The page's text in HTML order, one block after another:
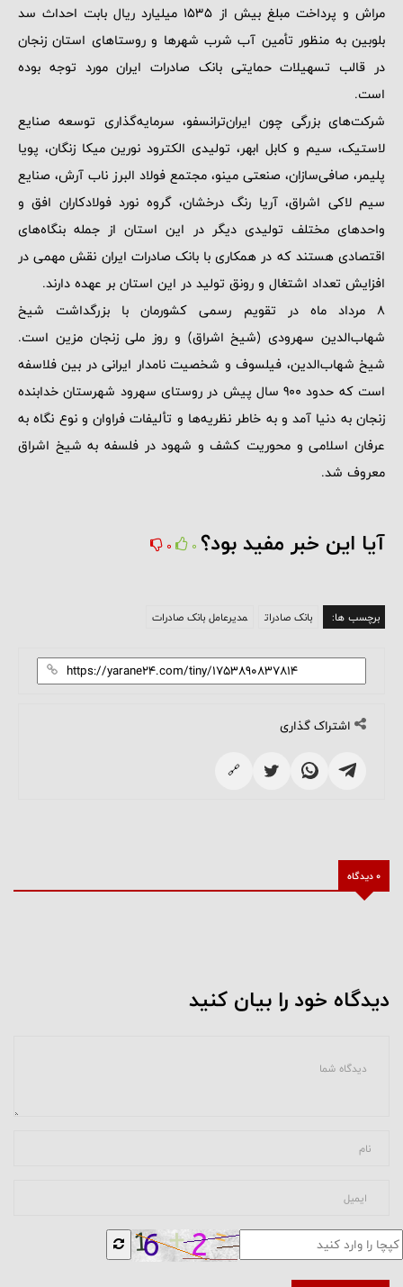
مراش و پرداخت مبلغ بیش از 1535 میلیارد ریال بابت احداث سد
بلوبین به منظور تأمین آب شرب شهرها و روستاهای استان زنجان
در قالب تسهیلات حمایتی بانک صادرات ایران مورد توجه بوده
است.
شرکت‌های بزرگی چون ایران‌ترانسفو، سرمایه‌گذاری توسعه صنایع
لاستیک، سیم و کابل ابهر، تولیدی الکترود نورین میکا زنگان، پویا
پلیمر، صافی‌سازان، صنعتی مینو، مجتمع فولاد البرز ناب آرش، صنایع
سیم لاکی اشراق، آریا رنگ درخشان، گروه نورد فولادکاران افق و
واحدهای مختلف تولیدی دیگر در این استان از جمله بنگاه‌های
اقتصادی هستند که در همکاری با بانک صادرات ایران نقش مهمی در
افزایش تعداد اشتغال و رونق تولید در این استان بر عهده دارند.
8 مرداد ماه در تقویم رسمی کشورمان با بزرگداشت شیخ
شهاب‌الدین سهرودی (شیخ اشراق) و روز ملی زنجان مزین است.
شیخ شهاب‌الدین، فیلسوف و شخصیت نامدار ایرانی در بین فلاسفه
است که حدود 900 سال پیش در روستای سهرود شهرستان خدابنده
زنجان به دنیا آمد و به خاطر نظریه‌ها و تألیفات فراوان و نوع نگاه به
عرفان اسلامی و محوریت کشف و شهود در فلسفه به شیخ اشراق
معروف شد.
آیا این خبر مفید بود؟ 0
0
برچسب ها: بانک صادرات مدیرعامل بانک صادرات
اشتراک گذاری
🔗
0 دیدگاه
دیدگاه خود را بیان کنید